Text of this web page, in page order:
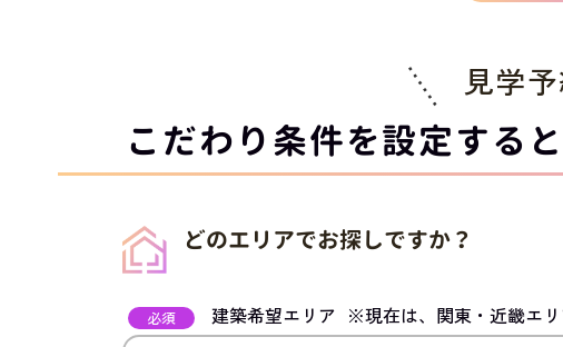
見学
こだわり条件を設定すると
どのエリアでお探しですか？
必須 建築希望エリア ※現在は、関東・近畿エリ